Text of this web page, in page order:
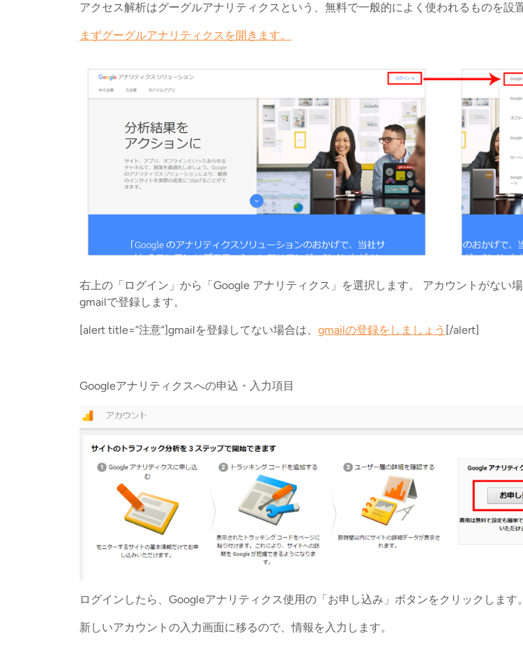
アクセス解析はグーグルアナリティクスという、無料で一般的によく使われるものを設置
まずグーグルアナリティクスを開きます。
右上の「ログイン」から「Google アナリティクス」を選択します。 アカウントがない
gmailで登録します。
[alert title=”注意”]gmailを登録してない場合は、 gmailの登録をしましょう [/alert]
Googleアナリティクスへの申込・入力項目
ログインしたら、Googleアナリティクス使用の「お申し込み」ボタンをクリックします。
新しいアカウントの入力画面に移るので、情報を入力します。